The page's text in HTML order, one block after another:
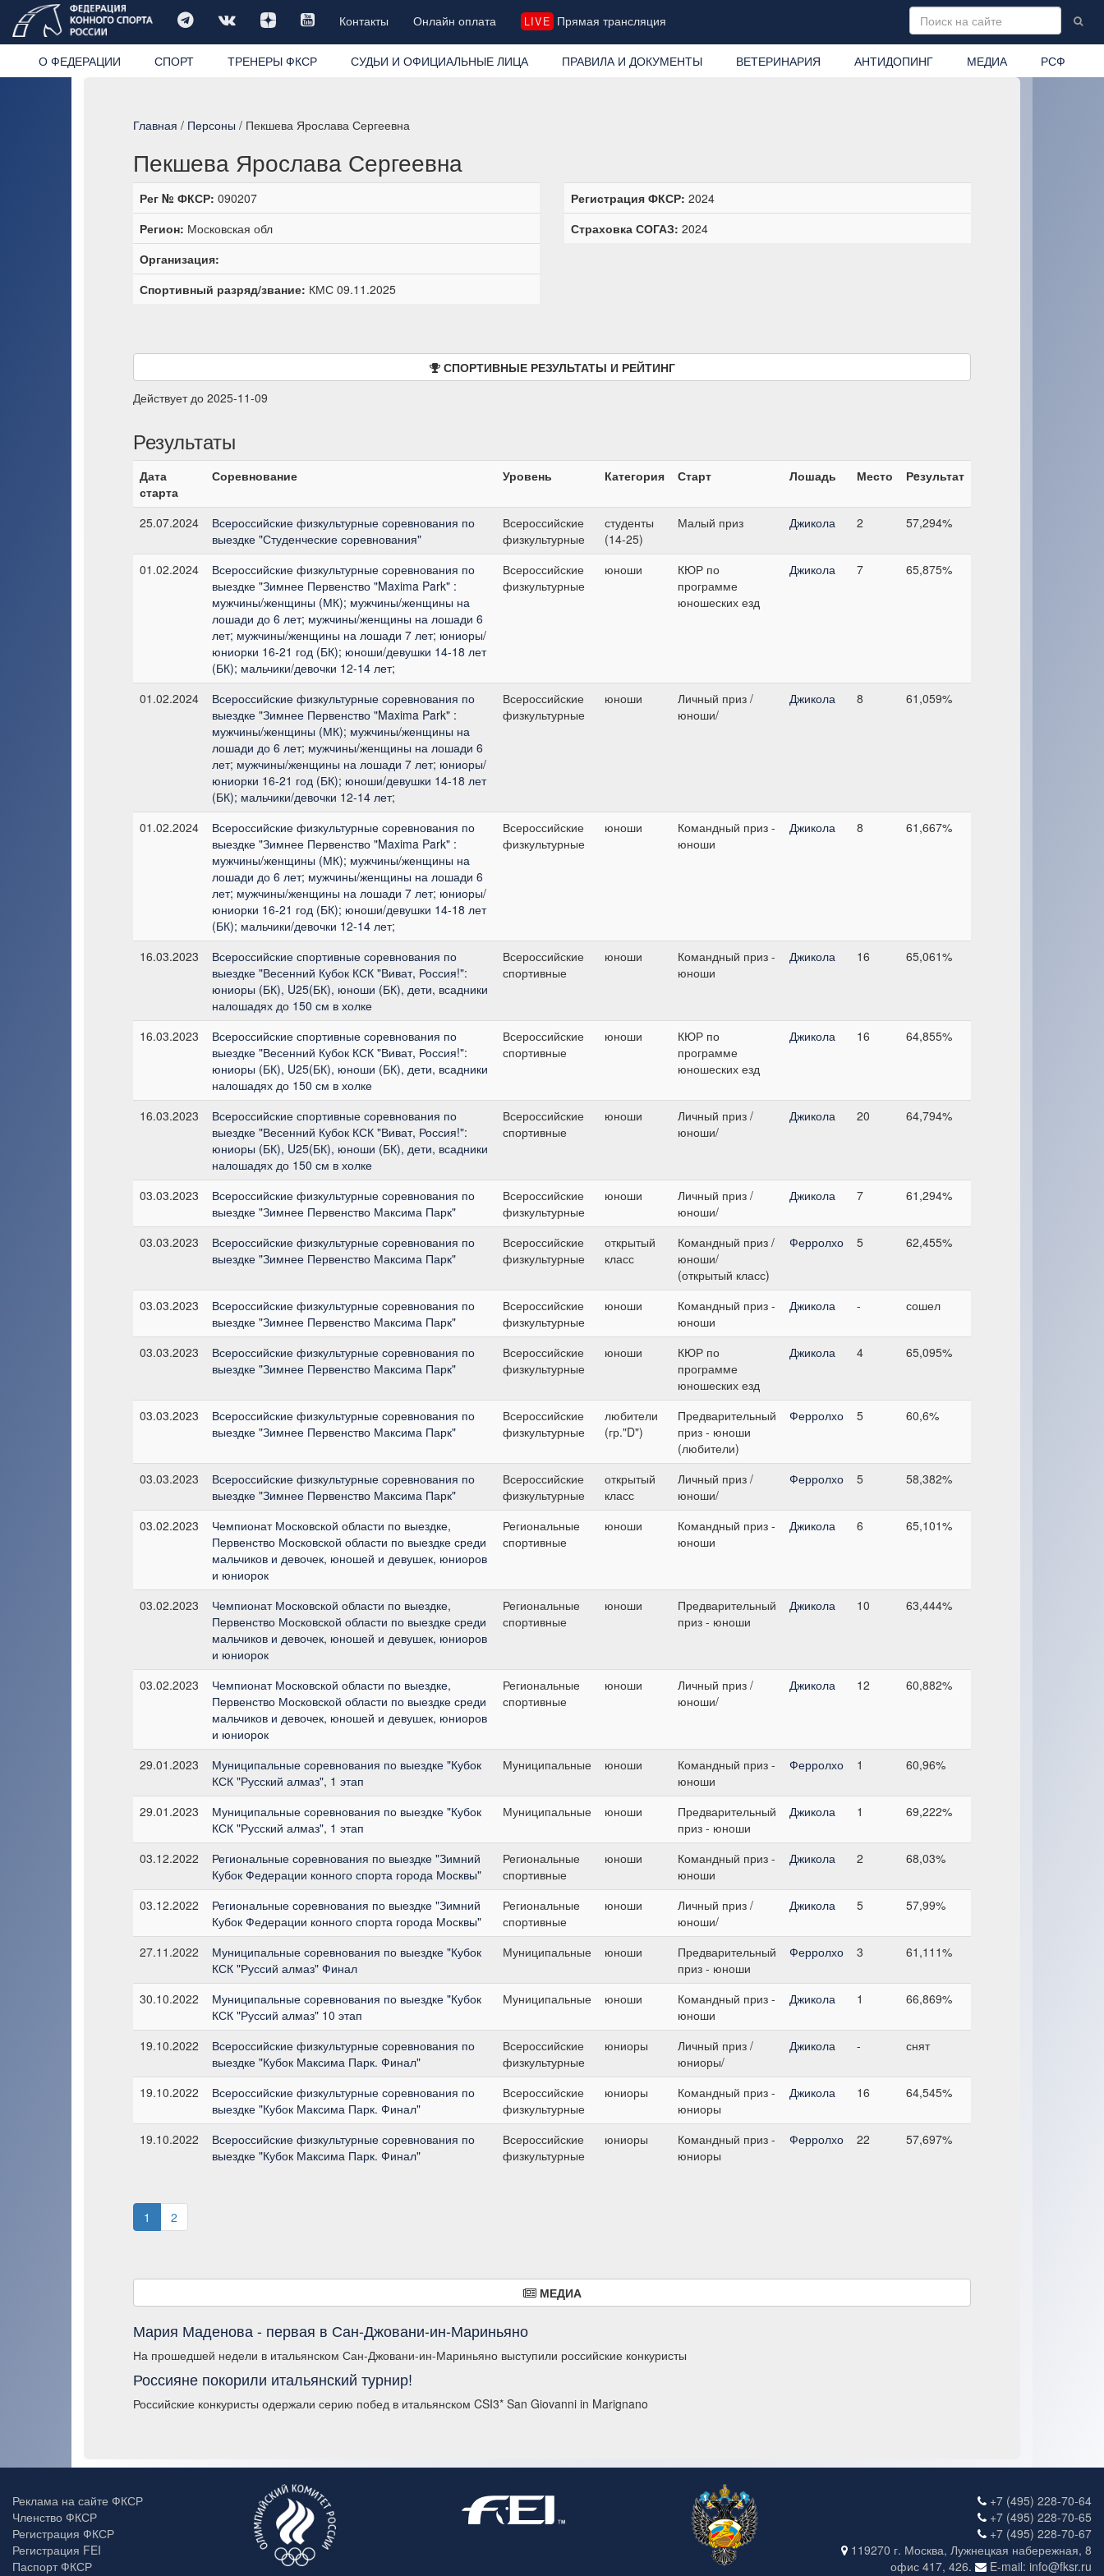
Контакты Онлайн оплата LIVE Прямая трансляция
О ФЕДЕРАЦИИ СПОРТ ТРЕНЕРЫ ФКСР СУДЬИ И ОФИЦИАЛЬНЫЕ ЛИЦА ПРАВИЛА И ДОКУМЕНТЫ ВЕТЕРИНАРИЯ АНТИДОПИНГ МЕДИА РСФ
Главная / Персоны / Пекшева Ярослава Сергеевна
Пекшева Ярослава Сергеевна
Рег № ФКСР: 090207
Регион: Московская обл
Организация:
Спортивный разряд/звание: КМС 09.11.2025
Регистрация ФКСР: 2024
Страховка СОГАЗ: 2024
СПОРТИВНЫЕ РЕЗУЛЬТАТЫ И РЕЙТИНГ
Действует до 2025-11-09
Результаты
Дата
старта
Соревнование Уровень Категория Старт Лошадь Место Рeзультат
25.07.2024
Всероссийские физкультурные соревнования по
выездке "Студенческие соревнования"
Всероссийские
физкультурные
студенты
(14-25)
Малый приз Джикола 2 57,294%
01.02.2024
Всероссийские физкультурные соревнования по
выездке "Зимнее Первенство "Maxima Park" :
мужчины/женщины (МК); мужчины/женщины на
лошади до 6 лет; мужчины/женщины на лошади 6
лет; мужчины/женщины на лошади 7 лет; юниоры/
юниорки 16-21 год (БК); юноши/девушки 14-18 лет
(БК); мальчики/девочки 12-14 лет;
Всероссийские
физкультурные
юноши
КЮР по
программе
юношеских езд
Джикола 7 65,875%
01.02.2024
Всероссийские физкультурные соревнования по
выездке "Зимнее Первенство "Maxima Park" :
мужчины/женщины (МК); мужчины/женщины на
лошади до 6 лет; мужчины/женщины на лошади 6
лет; мужчины/женщины на лошади 7 лет; юниоры/
юниорки 16-21 год (БК); юноши/девушки 14-18 лет
(БК); мальчики/девочки 12-14 лет;
Всероссийские
физкультурные
юноши
Личный приз /
юноши/
Джикола 8 61,059%
01.02.2024
Всероссийские физкультурные соревнования по
выездке "Зимнее Первенство "Maxima Park" :
мужчины/женщины (МК); мужчины/женщины на
лошади до 6 лет; мужчины/женщины на лошади 6
лет; мужчины/женщины на лошади 7 лет; юниоры/
юниорки 16-21 год (БК); юноши/девушки 14-18 лет
(БК); мальчики/девочки 12-14 лет;
Всероссийские
физкультурные
юноши
Командный приз -
юноши
Джикола 8 61,667%
16.03.2023
Всероссийские спортивные соревнования по
выездке "Весенний Кубок КСК "Виват, Россия!":
юниоры (БК), U25(БК), юноши (БК), дети, всадники
налошадях до 150 см в холке
Всероссийские
спортивные
юноши
Командный приз -
юноши
Джикола 16 65,061%
16.03.2023
Всероссийские спортивные соревнования по
выездке "Весенний Кубок КСК "Виват, Россия!":
юниоры (БК), U25(БК), юноши (БК), дети, всадники
налошадях до 150 см в холке
Всероссийские
спортивные
юноши
КЮР по
программе
юношеских езд
Джикола 16 64,855%
16.03.2023
Всероссийские спортивные соревнования по
выездке "Весенний Кубок КСК "Виват, Россия!":
юниоры (БК), U25(БК), юноши (БК), дети, всадники
налошадях до 150 см в холке
Всероссийские
спортивные
юноши
Личный приз /
юноши/
Джикола 20 64,794%
03.03.2023
Всероссийские физкультурные соревнования по
выездке "Зимнее Первенство Максима Парк"
Всероссийские
физкультурные
юноши
Личный приз /
юноши/
Джикола 7 61,294%
03.03.2023
Всероссийские физкультурные соревнования по
выездке "Зимнее Первенство Максима Парк"
Всероссийские
физкультурные
открытый
класс
Командный приз /
юноши/
(открытый класс)
Ферролхо 5 62,455%
03.03.2023
Всероссийские физкультурные соревнования по
выездке "Зимнее Первенство Максима Парк"
Всероссийские
физкультурные
юноши
Командный приз -
юноши
Джикола - сошел
03.03.2023
Всероссийские физкультурные соревнования по
выездке "Зимнее Первенство Максима Парк"
Всероссийские
физкультурные
юноши
КЮР по
программе
юношеских езд
Джикола 4 65,095%
03.03.2023
Всероссийские физкультурные соревнования по
выездке "Зимнее Первенство Максима Парк"
Всероссийские
физкультурные
любители
(гр."D")
Предварительный
приз - юноши
(любители)
Ферролхо 5 60,6%
03.03.2023
Всероссийские физкультурные соревнования по
выездке "Зимнее Первенство Максима Парк"
Всероссийские
физкультурные
открытый
класс
Личный приз /
юноши/
Ферролхо 5 58,382%
03.02.2023
Чемпионат Московской области по выездке,
Первенство Московской области по выездке среди
мальчиков и девочек, юношей и девушек, юниоров
и юниорок
Региональные
спортивные
юноши
Командный приз -
юноши
Джикола 6 65,101%
03.02.2023
Чемпионат Московской области по выездке,
Первенство Московской области по выездке среди
мальчиков и девочек, юношей и девушек, юниоров
и юниорок
Региональные
спортивные
юноши
Предварительный
приз - юноши
Джикола 10 63,444%
03.02.2023
Чемпионат Московской области по выездке,
Первенство Московской области по выездке среди
мальчиков и девочек, юношей и девушек, юниоров
и юниорок
Региональные
спортивные
юноши
Личный приз /
юноши/
Джикола 12 60,882%
29.01.2023
Муниципальные соревнования по выездке "Кубок
КСК "Русский алмаз", 1 этап
Муниципальные юноши
Командный приз -
юноши
Ферролхо 1 60,96%
29.01.2023
Муниципальные соревнования по выездке "Кубок
КСК "Русский алмаз", 1 этап
Муниципальные юноши
Предварительный
приз - юноши
Джикола 1 69,222%
03.12.2022
Региональные соревнования по выездке "Зимний
Кубок Федерации конного спорта города Москвы"
Региональные
спортивные
юноши
Командный приз -
юноши
Джикола 2 68,03%
03.12.2022
Региональные соревнования по выездке "Зимний
Кубок Федерации конного спорта города Москвы"
Региональные
спортивные
юноши
Личный приз /
юноши/
Джикола 5 57,99%
27.11.2022
Муниципальные соревнования по выездке "Кубок
КСК "Руссий алмаз" Финал
Муниципальные юноши
Предварительный
приз - юноши
Ферролхо 3 61,111%
30.10.2022
Муниципальные соревнования по выездке "Кубок
КСК "Руссий алмаз" 10 этап
Муниципальные юноши
Командный приз -
юноши
Джикола 1 66,869%
19.10.2022
Всероссийские физкультурные соревнования по
выездке "Кубок Максима Парк. Финал"
Всероссийские
физкультурные
юниоры
Личный приз /
юниоры/
Джикола - снят
19.10.2022
Всероссийские физкультурные соревнования по
выездке "Кубок Максима Парк. Финал"
Всероссийские
физкультурные
юниоры
Командный приз -
юниоры
Джикола 16 64,545%
19.10.2022
Всероссийские физкультурные соревнования по
выездке "Кубок Максима Парк. Финал"
Всероссийские
физкультурные
юниоры
Командный приз -
юниоры
Ферролхо 22 57,697%
1 2
МЕДИА
Мария Маденова - первая в Сан-Джовани-ин-Мариньяно
На прошедшей недели в итальянском Сан-Джовани-ин-Мариньяно выступили российские конкуристы
Россияне покорили итальянский турнир!
Российские конкуристы одержали серию побед в итальянском CSI3* San Giovanni in Marignano
Реклама на сайте ФКСР
Членство ФКСР
Регистрация ФКСР
Регистрация FEI
Паспорт ФКСР
+7 (495) 228-70-64
+7 (495) 228-70-65
+7 (495) 228-70-67
119270 г. Москва, Лужнецкая набережная, 8
офис 417, 426.
E-mail: info@fksr.ru